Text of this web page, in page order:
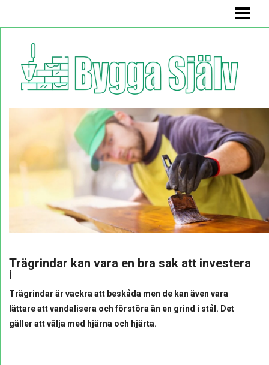
BADRUMSMÖBEL
BÄNK MED FÖRVARING
BLOGG
Trägrindar kan vara en bra sak att investera
i
Trägrindar är vackra att beskåda men de kan även vara
lättare att vandalisera och förstöra än en grind i stål. Det
gäller att välja med hjärna och hjärta.